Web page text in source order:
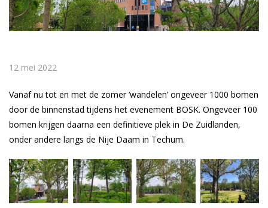
12 mei 2022
Vanaf nu tot en met de zomer ‘wandelen’ ongeveer 1000 bomen
door de binnenstad tijdens het evenement BOSK. Ongeveer 100
bomen krijgen daarna een definitieve plek in De Zuidlanden,
onder andere langs de Nije Daam in Techum.